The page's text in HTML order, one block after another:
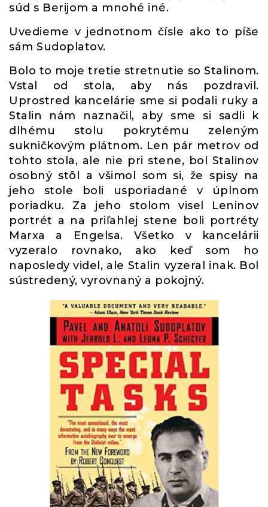
súd s Berijom a mnohé iné.
Uvedieme v jednotnom čísle ako to píše
sám Sudoplatov.
Bolo to moje tretie stretnutie so Stalinom.
Vstal od stola, aby nás pozdravil.
Uprostred kancelárie sme si podali ruky a
Stalin nám naznačil, aby sme si sadli k
dlhému stolu pokrytému zeleným
sukničkovým plátnom. Len pár metrov od
tohto stola, ale nie pri stene, bol Stalinov
osobný stôl a všimol som si, že spisy na
jeho stole boli usporiadané v úplnom
poriadku. Za jeho stolom visel Leninov
portrét a na priľahlej stene boli portréty
Marxa a Engelsa. Všetko v kancelárii
vyzeralo rovnako, ako keď som ho
naposledy videl, ale Stalin vyzeral inak. Bol
sústredený, vyrovnaný a pokojný.